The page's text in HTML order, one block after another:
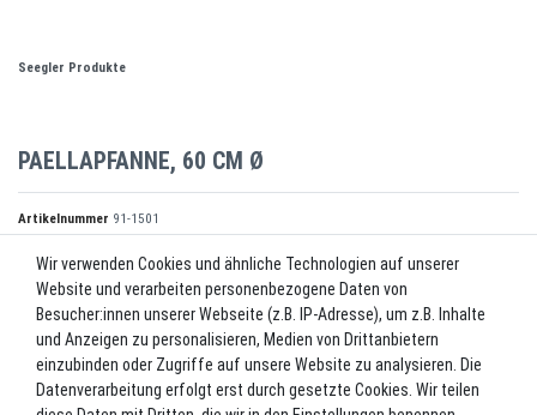
Seegler Produkte
PAELLAPFANNE, 60 CM Ø
Artikelnummer 91-1501
48,00 EUR*
Lieferzeit ca. 2-3 Werktage.
Wir verwenden Cookies und ähnliche Technologien auf unserer
Website und verarbeiten personenbezogene Daten von
Besucher:innen unserer Webseite (z.B. IP-Adresse), um z.B. Inhalte
und Anzeigen zu personalisieren, Medien von Drittanbietern
einzubinden oder Zugriffe auf unsere Website zu analysieren. Die
Datenverarbeitung erfolgt erst durch gesetzte Cookies. Wir teilen